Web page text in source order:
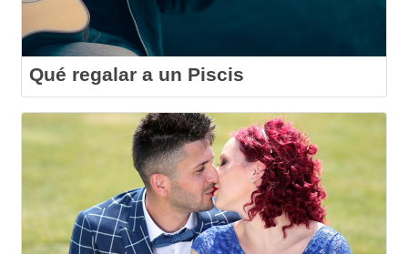
Qué regalar a un Piscis